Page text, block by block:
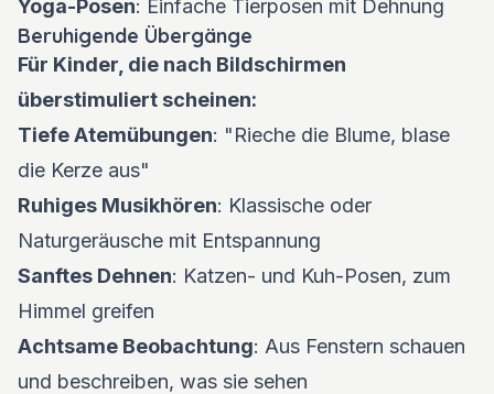
Yoga-Posen: Einfache Tierposen mit Dehnung
Beruhigende Übergänge
Für Kinder, die nach Bildschirmen
überstimuliert scheinen:
Tiefe Atemübungen: "Rieche die Blume, blase
die Kerze aus"
Ruhiges Musikhören: Klassische oder
Naturgeräusche mit Entspannung
Sanftes Dehnen: Katzen- und Kuh-Posen, zum
Himmel greifen
Achtsame Beobachtung: Aus Fenstern schauen
und beschreiben, was sie sehen